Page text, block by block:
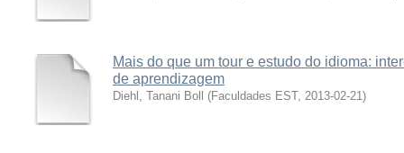
Mais do que um tour e estudo do idioma:
de aprendizagem
Diehl, Tanani Boll (Faculdades EST, 2013-02-21)